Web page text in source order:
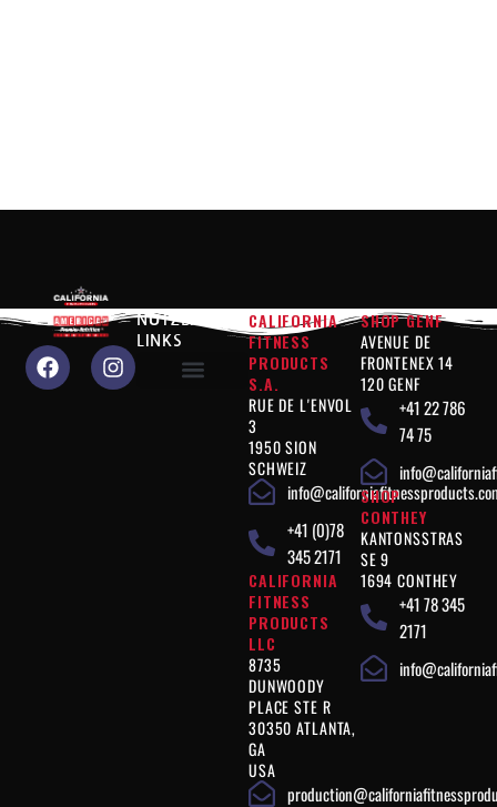
NÜTZLICHE
LINKS
CALIFORNIA
FITNESS
PRODUCTS
S.A.
RUE DE L'ENVOL
3
1950 SION
SCHWEIZ
+41 (0)78
345 2171
CALIFORNIA
FITNESS
PRODUCTS
LLC
8735
DUNWOODY
PLACE STE R
30350 ATLANTA,
GA
USA
SHOP GENF
AVENUE DE
FRONTENEX 14
120 GENF
+41 22 786
74 75
SHOP
CONTHEY
KANTONSSTRAS
SE 9
1694 CONTHEY
+41 78 345
2171